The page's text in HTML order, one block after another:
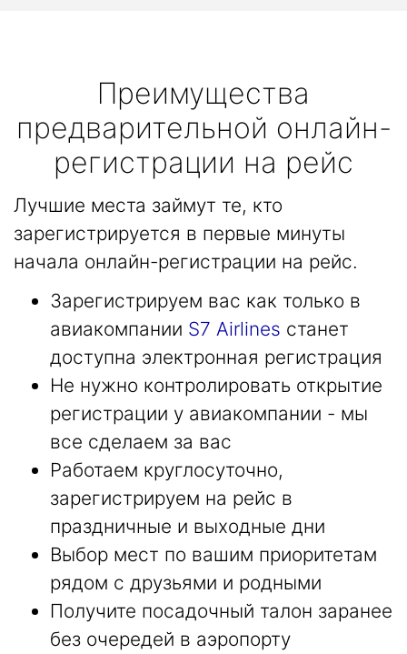
Преимущества
предварительной онлайн-
регистрации на рейс
Лучшие места займут те, кто
зарегистрируется в первые минуты
начала онлайн-регистрации на рейс.
Зарегистрируем вас как только в
авиакомпании S7 Airlines станет
доступна электронная регистрация
Не нужно контролировать открытие
регистрации у авиакомпании - мы
все сделаем за вас
Работаем круглосуточно,
зарегистрируем на рейс в
праздничные и выходные дни
Выбор мест по вашим приоритетам
рядом с друзьями и родными
Получите посадочный талон заранее
без очередей в аэропорту